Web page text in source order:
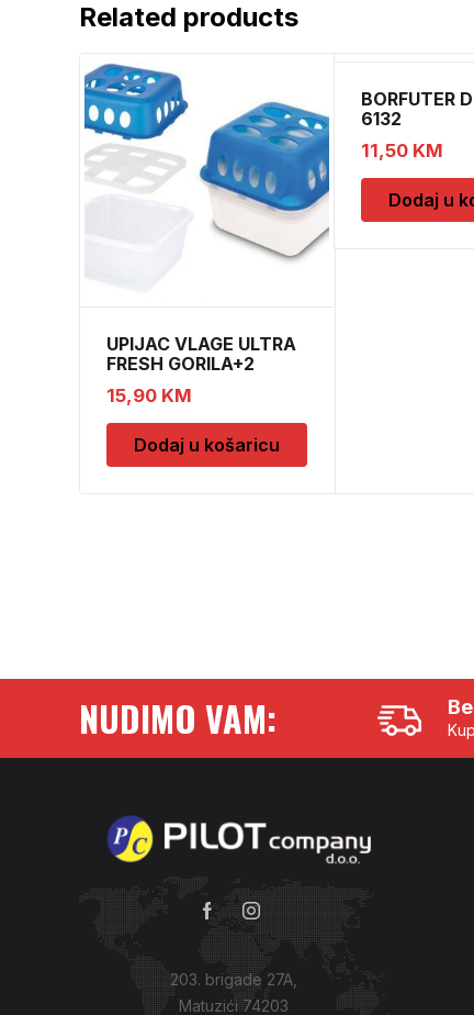
Related products
UPIJAC VLAGE ULTRA
FRESH GORILA+2
DOPUNE
15,90 KM
Dodaj u košaricu
BORFUTER
6132
11,50 KM
Dodaj u
NUDIMO VAM:
203. brigade 27A,
Matuzići 74203